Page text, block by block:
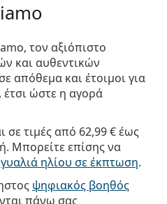
τον αξιόπιστο
και αυθεντικών
απόθεμα και έτοιμοι για
ώστε η αγορά
σε τιμές από 62,99 €έως
Μπορείτε επίσης να
γυαλιά ηλίου σε έκπτωση.
ψηφιακός βοηθός
πάνω σας